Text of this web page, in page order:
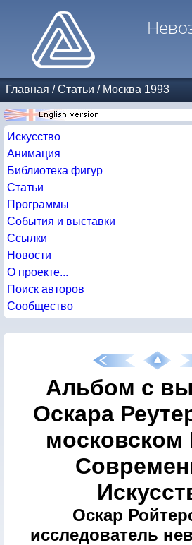
Главная /Статьи / Москва 1993
Искусство
Анимация
Библиотека фигур
Статьи
Программы
События и выставки
Ссылки
Новости
О проекте...
Поиск авторов
Сообщество
Альбом с
Оскара
московском
Оскар
исследователь